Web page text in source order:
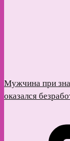
Мужчина при
оказался